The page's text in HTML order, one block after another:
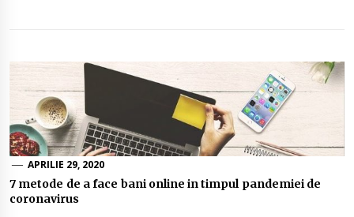
APRILIE 29, 2020
7 metode de a face bani online in timpul pandemiei de
coronavirus